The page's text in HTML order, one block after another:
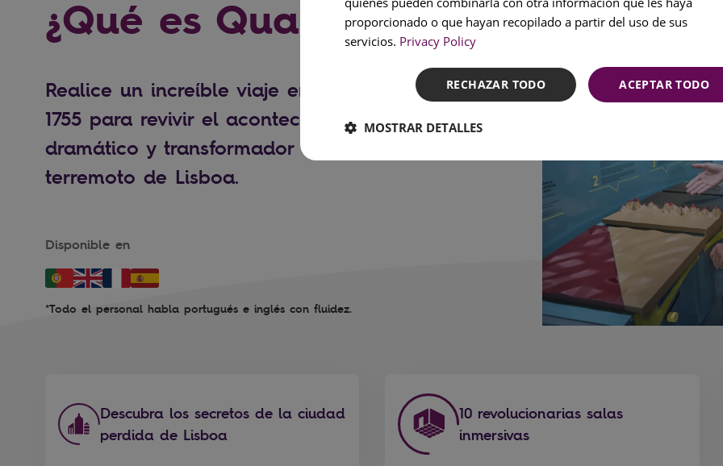
¿Qué es Quake?
Realice un increíble viaje en el tiempo hasta
1755 para revivir el acontecimiento más
dramático y transformador de la ciudad: el
terremoto de Lisboa.
Disponible en
*Todo el personal habla portugués e inglés con fluidez.
Descubra los secretos de la ciudad
perdida de Lisboa
10 revolucionarias salas
inmersivas
proporcionado o que hayan recopilado a partir del uso de sus
servicios. Privacy Policy
ACEPTAR TODO
RECHAZAR TODO
MOSTRAR DETALLES